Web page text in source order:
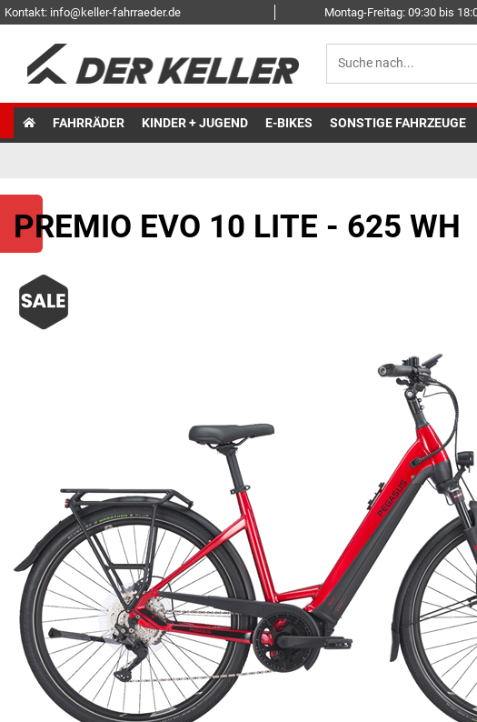
Kontakt: info@keller-fahrraeder.de Montag-Freitag: 09:30 bis
FAHRRÄDER KINDER + JUGEND E-BIKES SONSTIGE FAHRZEUGE
PREMIO EVO 10 LITE - 625 WH